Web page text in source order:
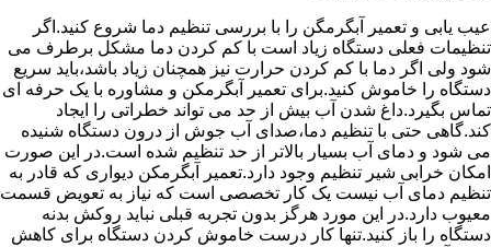
عیب یابی و تعمیر آبگرمگن را با بررسی تنظیم دما شروع کنید.اگر
تنظیمات فعلی دستگاه زیاد است با کم کردن دما مشکل برطرف می
شود ولی اگر دما با کم کردن حرارت نیز همچنان زیاد باشد،باید سریع
دستگاه را خاموش کنید.برای تعمیر آبگرمکن و مشاوره با یک حرفه ای
تماس بگیرد.داغ شدن آب بیش از حد می تواند خطراتی را ایجاد
کند.گاهی حتی با تنظیم دما،صدای آب جوش از درون دستگاه شنیده
می شود و دمای آب بسیار بالاتر از حد تنظیم شده است.در این صورت
امکان خرابی شیر تنظیم وجود دارد.تعمیر آبگرمکن دیواری که قادر به
تنظیم دمای آب نیست یک کار تخصصی است که نیاز به تعویض قسمت
معیوب دارد.در این مورد هرگز بدون تجربه قبلی نباید روکش بدنه
دستگاه را باز کنید.تنها کار درست خاموش کردن دستگاه برای کاهش